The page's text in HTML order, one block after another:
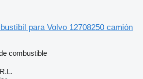
para Volvo 12708250 camión
combustible